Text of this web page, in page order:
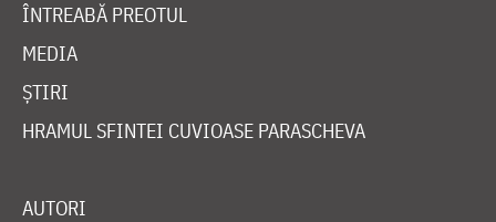
ÎNTREABĂ PREOTUL
MEDIA
ȘTIRI
HRAMUL SFINTEI CUVIOASE PARASCHEVA
AUTORI